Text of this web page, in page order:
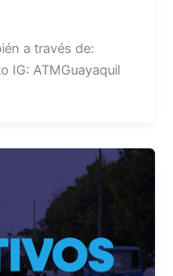
a través de:
IG: ATMGuayaquil